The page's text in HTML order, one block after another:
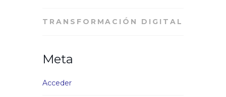
TRANSFORMACIÓN DIGITAL
Meta
Acceder